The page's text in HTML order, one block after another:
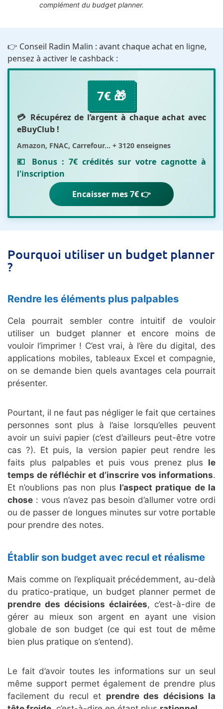
complément du budget planner.
👉 Conseil Radin Malin : avant chaque achat en ligne,
pensez à activer le cashback :
7€ 🎁
💳 Récupérez de l’argent à chaque achat avec
eBuyClub !
Amazon, FNAC, Carrefour... + 3120 enseignes
💶 Bonus : 7€ crédités sur votre cagnotte à
l'inscription
Encaisser mes 7€ 👉
Pourquoi utiliser un budget planner
?
Rendre les éléments plus palpables
Cela pourrait sembler contre intuitif de vouloir
utiliser un budget planner et encore moins de
vouloir l’imprimer ! C’est vrai, à l’ère du digital, des
applications mobiles, tableaux Excel et compagnie,
on se demande bien quels avantages cela pourrait
présenter.
Pourtant, il ne faut pas négliger le fait que certaines
personnes sont plus à l’aise lorsqu’elles peuvent
avoir un suivi papier (c’est d’ailleurs peut-être votre
cas ?). Et puis, la version papier peut rendre les
faits plus palpables et puis vous prenez plus le
temps de réfléchir et d’inscrire vos informations.
Et n’oublions pas non plus l’aspect pratique de la
chose : vous n’avez pas besoin d’allumer votre ordi
ou de passer de longues minutes sur votre portable
pour prendre des notes.
Établir son budget avec recul et réalisme
Mais comme on l’expliquait précédemment, au-delà
du pratico-pratique, un budget planner permet de
prendre des décisions éclairées, c’est-à-dire de
gérer au mieux son argent en ayant une vision
globale de son budget (ce qui est tout de même
bien plus pratique on s’entend).
Le fait d’avoir toutes les informations sur un seul
même support permet également de prendre plus
facilement du recul et prendre des décisions la